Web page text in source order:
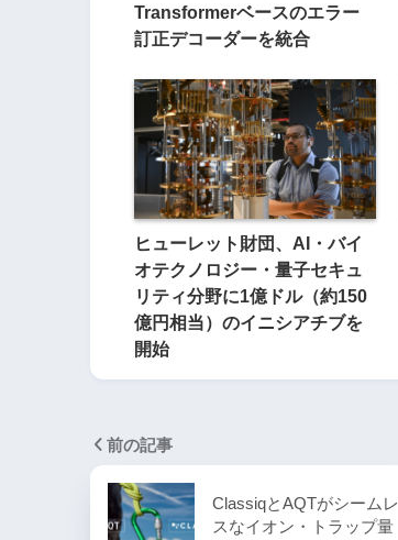
Transformerベースのエラー
訂正デコーダーを統合
ヒューレット財団、AI・バイ
オテクノロジー・量子セキュ
リティ分野に1億ドル（約150
億円相当）のイニシアチブを
開始
前の記事
ClassiqとAQTがシームレ
スなイオン・トラップ量